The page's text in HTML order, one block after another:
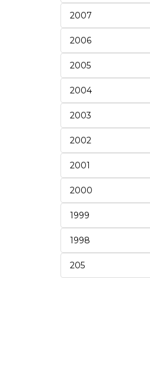
2007
2006
2005
2004
2003
2002
2001
2000
1999
1998
205